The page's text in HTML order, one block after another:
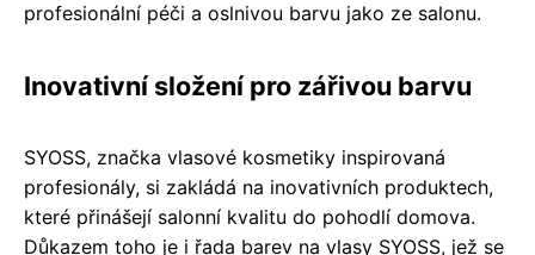
profesionální péči a oslnivou barvu jako ze salonu.
Inovativní složení pro zářivou barvu
SYOSS, značka vlasové kosmetiky inspirovaná
profesionály, si zakládá na inovativních produktech,
které přinášejí salonní kvalitu do pohodlí domova.
Důkazem toho je i řada barev na vlasy SYOSS, jež se